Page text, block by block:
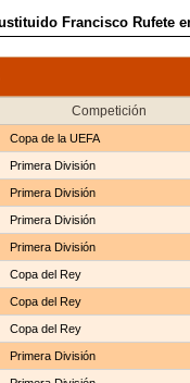
Francisco Rufete
Competición
Copa de la UEFA
Primera División
Primera División
Primera División
Primera División
Copa del Rey
Copa del Rey
Copa del Rey
Primera División